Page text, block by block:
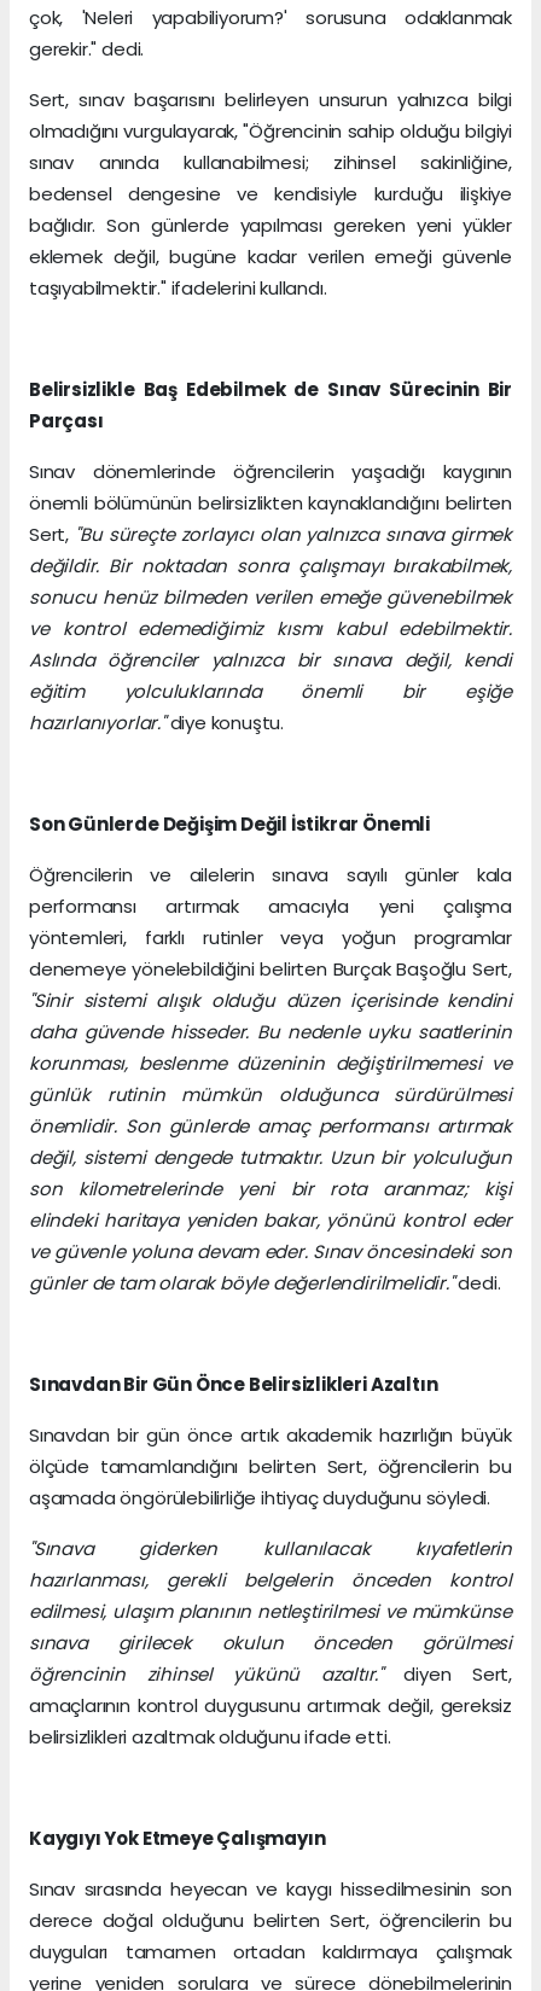
çok, 'Neleri yapabiliyorum?' sorusuna odaklanmak
gerekir." dedi.
Sert, sınav başarısını belirleyen unsurun yalnızca bilgi
olmadığını vurgulayarak, "Öğrencinin sahip olduğu bilgiyi
sınav anında kullanabilmesi; zihinsel sakinliğine,
bedensel dengesine ve kendisiyle kurduğu ilişkiye
bağlıdır. Son günlerde yapılması gereken yeni yükler
eklemek değil, bugüne kadar verilen emeği güvenle
taşıyabilmektir." ifadelerini kullandı.
Belirsizlikle Baş Edebilmek de Sınav Sürecinin Bir
Parçası
Sınav dönemlerinde öğrencilerin yaşadığı kaygının
önemli bölümünün belirsizlikten kaynaklandığını belirten
Sert, "Bu süreçte zorlayıcı olan yalnızca sınava girmek
değildir. Bir noktadan sonra çalışmayı bırakabilmek,
sonucu henüz bilmeden verilen emeğe güvenebilmek
ve kontrol edemediğimiz kısmı kabul edebilmektir.
Aslında öğrenciler yalnızca bir sınava değil, kendi
eğitim yolculuklarında önemli bir eşiğe
hazırlanıyorlar."diye konuştu.
Son Günlerde Değişim Değil İstikrar Önemli
Öğrencilerin ve ailelerin sınava sayılı günler kala
performansı artırmak amacıyla yeni çalışma
yöntemleri, farklı rutinler veya yoğun programlar
denemeye yönelebildiğini belirten Burçak Başoğlu Sert,
"Sinir sistemi alışık olduğu düzen içerisinde kendini
daha güvende hisseder. Bu nedenle uyku saatlerinin
korunması, beslenme düzeninin değiştirilmemesi ve
günlük rutinin mümkün olduğunca sürdürülmesi
önemlidir. Son günlerde amaç performansı artırmak
değil, sistemi dengede tutmaktır. Uzun bir yolculuğun
son kilometrelerinde yeni bir rota aranmaz; kişi
elindeki haritaya yeniden bakar, yönünü kontrol eder
ve güvenle yoluna devam eder. Sınav öncesindeki son
günler de tam olarak böyle değerlendirilmelidir."dedi.
Sınavdan Bir Gün Önce Belirsizlikleri Azaltın
Sınavdan bir gün önce artık akademik hazırlığın büyük
ölçüde tamamlandığını belirten Sert, öğrencilerin bu
aşamada öngörülebilirliğe ihtiyaç duyduğunu söyledi.
"Sınava giderken kullanılacak kıyafetlerin
hazırlanması, gerekli belgelerin önceden kontrol
edilmesi, ulaşım planının netleştirilmesi ve mümkünse
sınava girilecek okulun önceden görülmesi
öğrencinin zihinsel yükünü azaltır."diyen Sert,
amaçlarının kontrol duygusunu artırmak değil, gereksiz
belirsizlikleri azaltmak olduğunu ifade etti.
Kaygıyı Yok Etmeye Çalışmayın
Sınav sırasında heyecan ve kaygı hissedilmesinin son
derece doğal olduğunu belirten Sert, öğrencilerin bu
duyguları tamamen ortadan kaldırmaya çalışmak
yerine yeniden sorulara ve sürece dönebilmelerinin